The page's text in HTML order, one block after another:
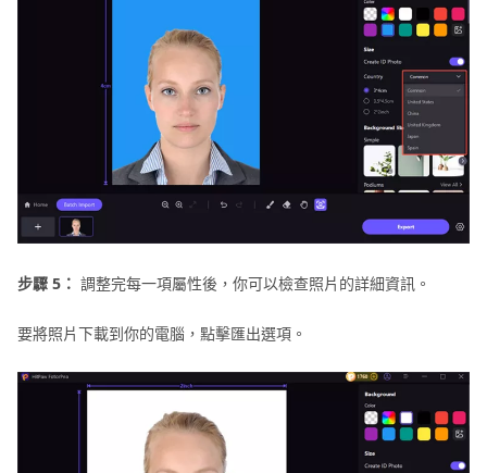
步驟 5： 調整完每一項屬性後，你可以檢查照片的詳細資訊。
要將照片下載到你的電腦，點擊匯出選項。